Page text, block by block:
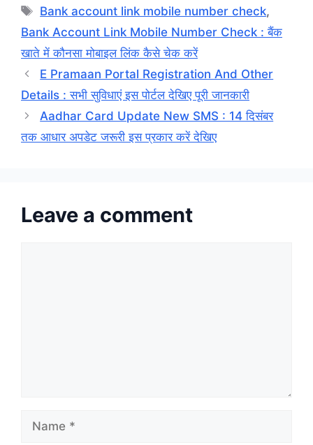
Tags
Bank account link mobile number check,
Bank Account Link Mobile Number Check : बैंक
खाते में कौनसा मोबाइल लिंक कैसे चेक करें
E Pramaan Portal Registration And Other
Details : सभी सुविधाएं इस पोर्टल देखिए पूरी जानकारी
Aadhar Card Update New SMS : 14 दिसंबर
तक आधार अपडेट जरूरी इस प्रकार करें देखिए
Leave a comment
Name